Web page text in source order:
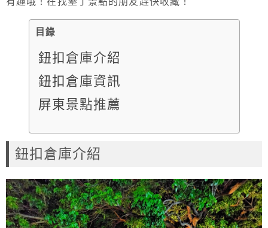
目錄
鈕扣倉庫介紹
鈕扣倉庫資訊
屏東景點推薦
鈕扣倉庫介紹